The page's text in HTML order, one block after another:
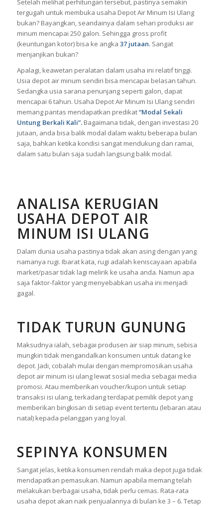
Setelah melihat perhitungan tersebut, pastinya semakin
tergugah untuk membuka usaha Depot Air Minum Isi Ulang
bukan? Bayangkan, seandainya dalam sehari produksi air
minum mencapai 250 galon. Sehingga gross profit
(keuntungan kotor) bisa ke angka 37 jutaan.Sangat
menjanjikan bukan?
Apalagi, keawetan peralatan dalam usaha ini relatif tinggi.
Usia depot air minum sendiri bisa mencapai belasan tahun.
Sedangka usia sarana penunjang seperti galon, dapat
mencapai 6 tahun. Usaha Depot Air Minum Isi Ulang sendiri
memang pantas mendapatkan predikat“Modal Sekali
Untung Berkali Kali”.Bagaimana tidak, dengan investasi 20
jutaan, anda bisa balik modal dalam waktu beberapa bulan
saja, bahkan ketika kondisi sangat mendukung dan ramai,
dalam satu bulan saja sudah langsung balik modal.
ANALISA KERUGIAN
USAHA DEPOT AIR
MINUM ISI ULANG
Dalam dunia usaha pastinya tidak akan asing dengan yang
namanya rugi. Ibarat kata, rugi adalah keniscayaan apabila
market/pasar tidak lagi melirik ke usaha anda. Namun apa
saja faktor-faktor yang menyebabkan usaha ini menjadi
gagal.
TIDAK TURUN GUNUNG
Maksudnya ialah, sebagai produsen air siap minum, sebisa
mungkin tidak mengandalkan konsumen untuk datang ke
depot. Jadi, cobalah mulai dengan mempromosikan usaha
depot air minum isi ulang lewat sosial media sebagai media
promosi. Atau memberikan voucher/kupon untuk setiap
transaksi isi ulang, terkadang terdapat pemilik depot yang
memberikan bingkisan di setiap event tertentu (lebaran atau
natal) kepada pelanggan yang loyal.
SEPINYA KONSUMEN
Sangat jelas, ketika konsumen rendah maka depot juga tidak
mendapatkan pemasukan. Namun apabila memang telah
melakukan berbagai usaha, tidak perlu cemas. Rata-rata
usaha depot akan naik penjualannya di bulan ke 3 – 6. Tetap